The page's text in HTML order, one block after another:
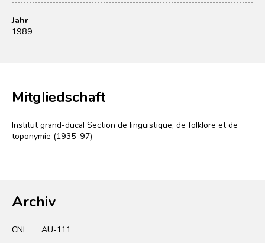
Jahr
1989
Mitgliedschaft
Institut grand-ducal Section de linguistique, de folklore et de
toponymie (1935-97)
Archiv
CNL AU-111